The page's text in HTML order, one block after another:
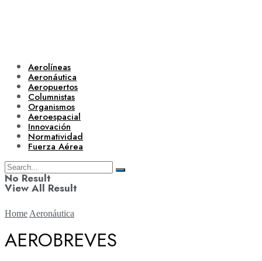
Aerolíneas
Aeronáutica
Aeropuertos
Columnistas
Organismos
Aeroespacial
Innovación
Normatividad
Fuerza Aérea
No Result
View All Result
Home Aeronáutica
AEROBREVES